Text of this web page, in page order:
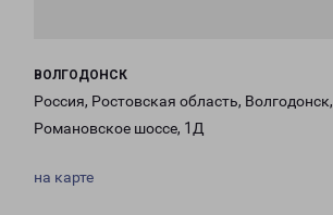
ВОЛГОДОНСК
Россия, Ростовская область, Волгодонск,
Романовское шоссе, 1Д
на карте